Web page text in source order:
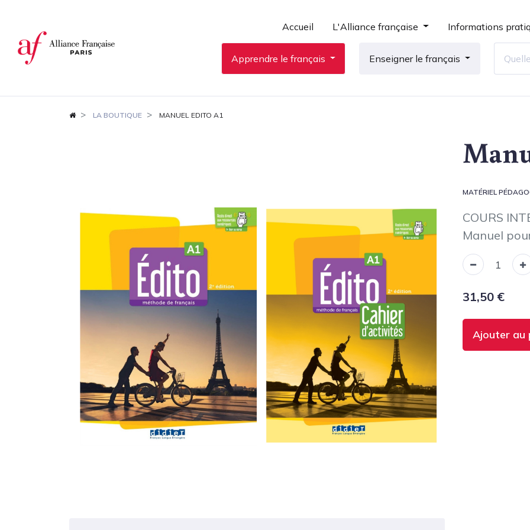
Accueil L'Alliance française Informations
Apprendre le français Enseigner le français
LA BOUTIQUE MANUEL EDITO A1
MATÉRIEL
COURS
Manuel
31,50 €
Ajouter au